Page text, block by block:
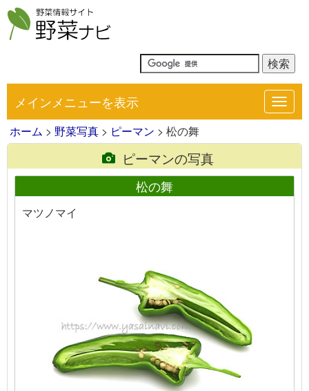
メインメニューを表示
ホーム > 野菜写真 > ピーマン > 松の舞
ピーマンの写真
松の舞
マツノマイ